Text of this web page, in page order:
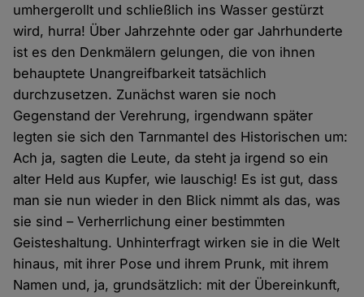
umhergerollt und schließlich ins Wasser gestürzt
wird, hurra! Über Jahrzehnte oder gar Jahrhunderte
ist es den Denkmälern gelungen, die von ihnen
behauptete Unangreifbarkeit tatsächlich
durchzusetzen. Zunächst waren sie noch
Gegenstand der Verehrung, irgendwann später
legten sie sich den Tarnmantel des Historischen um:
Ach ja, sagten die Leute, da steht ja irgend so ein
alter Held aus Kupfer, wie lauschig! Es ist gut, dass
man sie nun wieder in den Blick nimmt als das, was
sie sind – Verherrlichung einer bestimmten
Geisteshaltung. Unhinterfragt wirken sie in die Welt
hinaus, mit ihrer Pose und ihrem Prunk, mit ihrem
Namen und, ja, grundsätzlich: mit der Übereinkunft,